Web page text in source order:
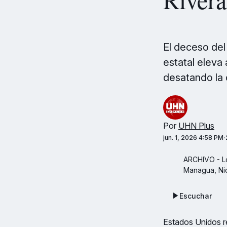
El deceso
estatal eleva
desatando la
Por UHN Plus
jun. 1, 2026 4:58 PM
ARCHIVO -
Managua,
Escuchar
Estados Unidos